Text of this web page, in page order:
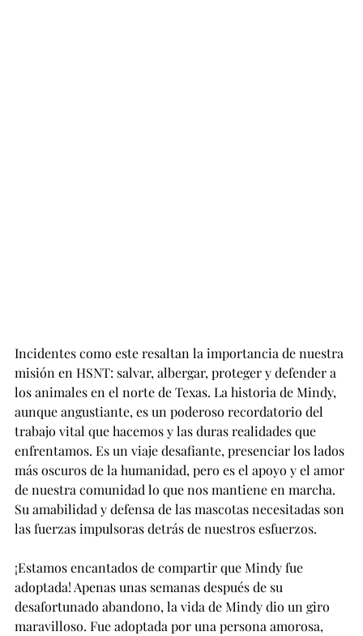
Incidentes como este resaltan la importancia de nuestra
misión en HSNT: salvar, albergar, proteger y defender a
los animales en el norte de Texas. La historia de Mindy,
aunque angustiante, es un poderoso recordatorio del
trabajo vital que hacemos y las duras realidades que
enfrentamos. Es un viaje desafiante, presenciar los lados
más oscuros de la humanidad, pero es el apoyo y el amor
de nuestra comunidad lo que nos mantiene en marcha.
Su amabilidad y defensa de las mascotas necesitadas son
las fuerzas impulsoras detrás de nuestros esfuerzos.
¡Estamos encantados de compartir que Mindy fue
adoptada! Apenas unas semanas después de su
desafortunado abandono, la vida de Mindy dio un giro
maravilloso. Fue adoptada por una persona amorosa,